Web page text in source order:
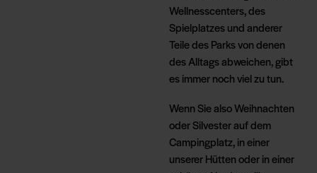
Wellnesscenters, des
Spielplatzes und anderer
Teile des Parks von denen
des Alltags abweichen, gibt
es immer noch viel zu tun.
Wenn Sie also Weihnachten
oder Silvester auf dem
Campingplatz, in einer
unserer Hütten oder in einer